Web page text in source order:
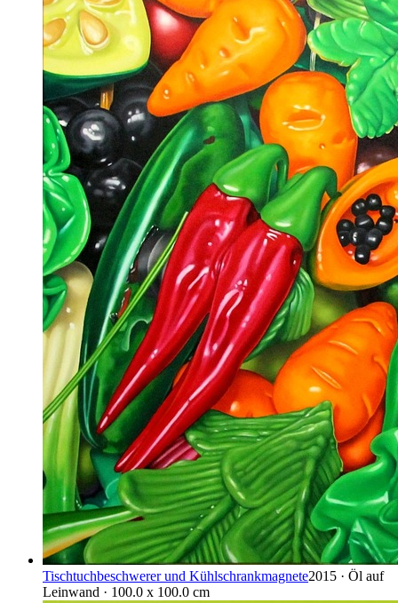
Tischtuchbeschwerer und Kühlschrankmagnete2015 · Öl auf
Leinwand · 100.0 x 100.0 cm